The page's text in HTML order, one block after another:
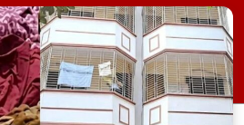
আশিকুর রহমান।
ছড়ানো বিভিন্ন তথ্যকে
বুধবার (৩ জুন)
তিনি এই […]